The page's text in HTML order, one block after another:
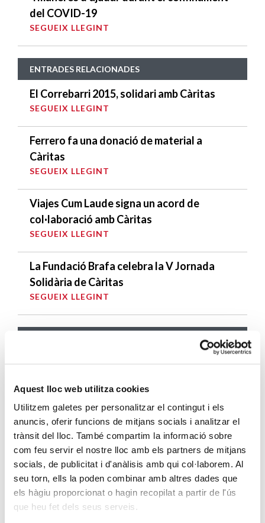
Aquest lloc web utilitza cookies
Utilitzem galetes per personalitzar el contingut i els
anuncis, oferir funcions de mitjans socials i analitzar el
trànsit del lloc. També compartim la informació sobre
com feu servir el nostre lloc amb els partners de mitjans
socials, de publicitat i d'anàlisis amb qui col·laborem. Al
seu torn, ells la poden combinar amb altres dades que
els hàgiu proporcionat o hagin recopilat a partir de l'ús
que heu fet dels seus serveis.
del COVID-19
SEGUEIX LLEGINT
ENTRADES RELACIONADES
El Correbarri 2015, solidari amb Càritas
SEGUEIX LLEGINT
Ferrero fa una donació de material a
Càritas
SEGUEIX LLEGINT
Viajes Cum Laude signa un acord de
col·laboració amb Càritas
SEGUEIX LLEGINT
La Fundació Brafa celebra la V Jornada
Solidària de Càritas
SEGUEIX LLEGINT
Càritas expressa la seva preocupació per
protecció de la dignitat humana
SEGUEIX LLEGINT
Càritas Barcelona acompanya més de
4.100 persones en el dispositiu
extraordinari de regularització
SEGUEIX LLEGINT